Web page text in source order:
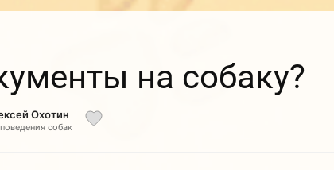
на собаку?
Охотин
собак